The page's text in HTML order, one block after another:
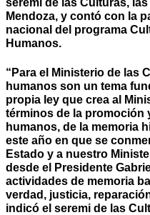
seremi de las Culturas,
Mendoza, y contó con la
nacional del programa
Humanos.
“Para el Ministerio de las
humanos son un tema
propia ley que crea al
términos de la promoción
humanos, de la memoria
este año en que se
Estado y a nuestro
desde el Presidente
actividades de memoria
verdad, justicia,
indicó el seremi de las